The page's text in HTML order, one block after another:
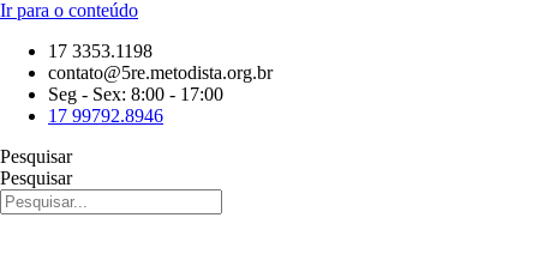
Ir para o conteúdo
17 3353.1198
contato@5re.metodista.org.br
Seg - Sex: 8:00 - 17:00
17 99792.8946
Pesquisar
Pesquisar